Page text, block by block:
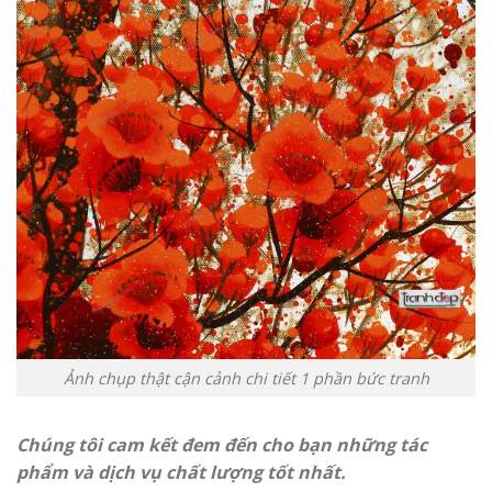
Ảnh chụp thật cận cảnh chi tiết 1 phần bức tranh
Chúng tôi cam kết đem đến cho bạn những tác
phẩm và dịch vụ chất lượng tốt nhất.